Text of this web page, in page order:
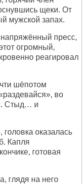
щеки. От
мужской запах.
пресс,
огромный,
реагировал
шёпотом
во
Стыд… и
оказалась
Капля
готовая
глядя на него